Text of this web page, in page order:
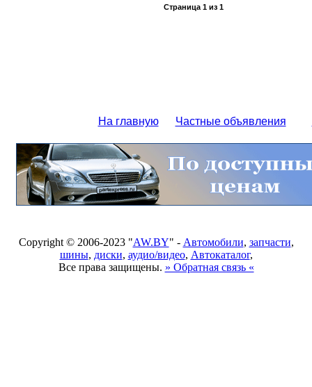
Страница 1из 1
На главную Частные объявления
Copyright © 2006-2023 "AW.BY" - Автомобили, запчасти,
шины, диски, аудио/видео, Автокаталог,
Все права защищены. » Обратная связь «